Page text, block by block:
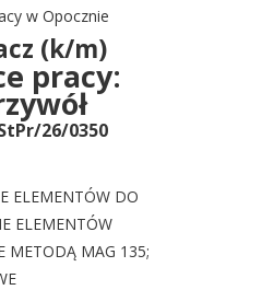
w Opocznie
(k/m)
pracy:
26/0350
ELEMENTÓW DO
ELEMENTÓW
METODĄ MAG 135;